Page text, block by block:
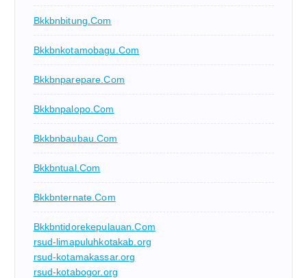
Bkkbnbitung.com
Bkkbnkotamobagu.com
Bkkbnparepare.com
Bkkbnpalopo.com
Bkkbnbaubau.com
Bkkbntual.com
Bkkbnternate.com
Bkkbntidorekepulauan.com
rsud-limapuluhkotakab.org
rsud-kotamakassar.org
rsud-kotabogor.org